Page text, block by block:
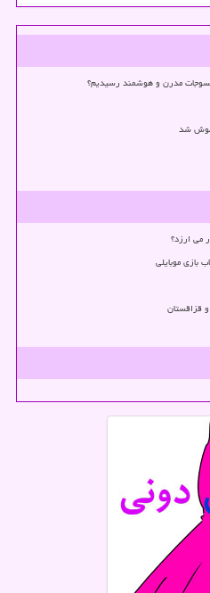
مدرن و هوشمند رسیدیم؟
شد
بازی موبایلی
قزاقستان